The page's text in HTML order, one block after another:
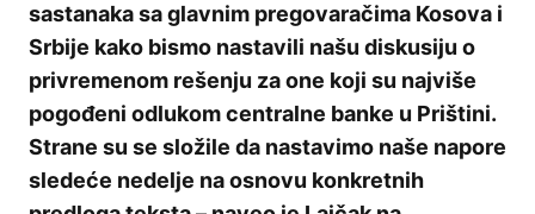
sastanaka sa glavnim pregovaračima Kosova i
Srbije kako bismo nastavili našu diskusiju o
privremenom rešenju za one koji su najviše
pogođeni odlukom centralne banke u Prištini.
Strane su se složile da nastavimo naše napore
sledeće nedelje na osnovu konkretnih